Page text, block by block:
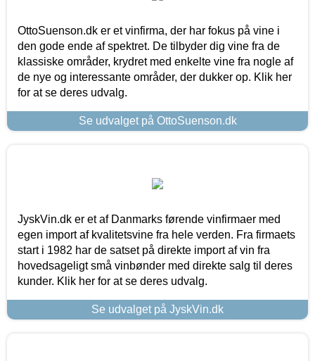
OttoSuenson.dk er et vinfirma, der har fokus på vine i
den gode ende af spektret. De tilbyder dig vine fra de
klassiske områder, krydret med enkelte vine fra nogle af
de nye og interessante områder, der dukker op. Klik her
for at se deres udvalg.
Se udvalget på OttoSuenson.dk
JyskVin.dk er et af Danmarks førende vinfirmaer med
egen import af kvalitetsvine fra hele verden. Fra firmaets
start i 1982 har de satset på direkte import af vin fra
hovedsageligt små vinbønder med direkte salg til deres
kunder. Klik her for at se deres udvalg.
Se udvalget på JyskVin.dk